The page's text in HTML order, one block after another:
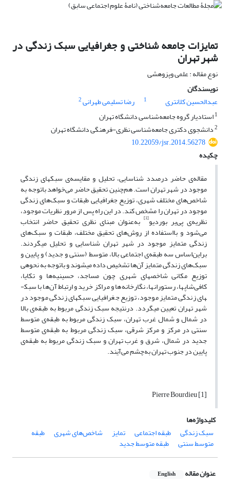
تمایزات جامعه‏ شناختی و جغرافیایی سبک زندگی در
شهر تهران
نوع مقاله : علمی وپزوهشی
نویسندگان
عبدالحسین کلانتری
1 رضا تسلیمی طهرانی2
1استادیار گروه جامعه‌شناسی دانشگاه تهران
2دانشجوی دکتری جامعه‌شناسی نظری-فرهنگی دانشگاه تهران
10.22059/jsr.2014.56278
چکیده
مقاله‌ی حاضر درصدد شناسایی، تحلیل و مقایسه‌ی سبک­های زندگی
موجود در شهر تهران است. هم‌چنین تحقیق حاضر می‌خواهد باتوجه به
شاخص‌های مختلف شهری، توزیع جغرافیایی طبقات و سبک‌های زندگی
موجود در تهران را مشخص کند. در این راه پس از مرور نظریات موجود،
نظریه‌ی پی‌یر بوردیو[1] به‌عنوان مبنای نظری تحقیق حاضر انتخاب
می‌شود و بااستفاده از روش‌های تحقیق مختلف، طبقات و سبک‌های
زندگی متمایز موجود در شهر تهران شناسایی و تحلیل می­گردند.
براین‌اساس سه طبقه‌ی اجتماعی بالا، متوسط (سنتی و جدید) و پایین و
سبک‌های زندگی متمایز آن‌ها تشخیص داده می­شوند و باتوجه به نحوه­ی
توزیع مکانی شاخص­های شهری چون مساجد، حسینیه‌ها و تکایا،
کافی‌شاپ­ها، رستوران­ها، نگارخانه‌ها و مراکز خرید و ارتباط آن‌ها با سبک­
های زندگی متمایز موجود، توزیع جغرافیایی سبک­های زندگی موجود در
شهر تهران تعیین می­گردد. درنتیجه سبک زندگی مربوط به طبقه‌ی بالا
در شمال و شمال غرب تهران، سبک زندگی مربوط به طبقه‌ی متوسط
سنتی در مرکز و مرکز شرقی، سبک زندگی مربوط به طبقه‌ی متوسط
جدید در شمال، شرق و غرب تهران و سبک زندگی مربوط به طبقه‌ی
پایین در جنوب تهران به‌چشم می‌آیند.
[1] Pierre Bourdieu
کلیدواژه‌ها
سبک زندگی
طبقه اجتماعی تمایز شاخص‌های شهری طبقه‌
متوسط سنتی طبقه‌ متوسط جدید
عنوان مقاله English